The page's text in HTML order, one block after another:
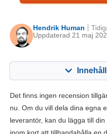
Hendrik Human
Uppdaterad 21 maj
Viktiga funktioner 4.8
Installation och appar 8.4
Det finns ingen recension
nu. Om du vill dela dina egna
leverantör, kan du lägga till
inom kort att tillhandahålla en